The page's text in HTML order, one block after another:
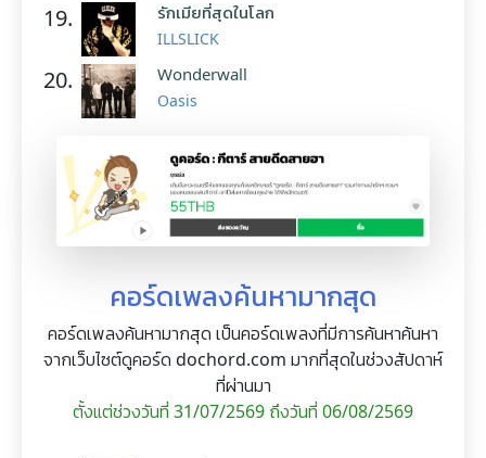
19. รักเมียที่สุดในโลก
ILLSLICK
20. Wonderwall
Oasis
คอร์ดเพลงค้นหามากสุด
คอร์ดเพลงค้นหามากสุด เป็นคอร์ดเพลงที่มีการค้นหาค้นหา
จากเว็บไซต์ดูคอร์ด dochord.com มากที่สุดในช่วงสัปดาห์
ที่ผ่านมา
ตั้งแต่ช่วงวันที่ 31/07/2569 ถึงวันที่ 06/08/2569